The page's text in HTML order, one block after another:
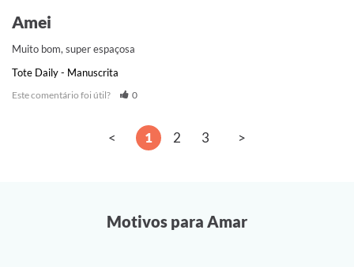
Amei
Muito bom, super espaçosa
Tote Daily - Manuscrita
Este comentário foi útil? 0
< 1 2 3 >
Motivos para Amar